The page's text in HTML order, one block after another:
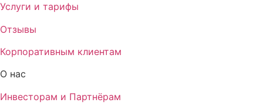
Услуги и тарифы
Отзывы
Корпоративным клиентам
О нас
Инвесторам и Партнёрам